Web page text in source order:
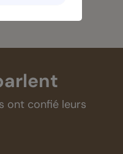
ont confié leurs